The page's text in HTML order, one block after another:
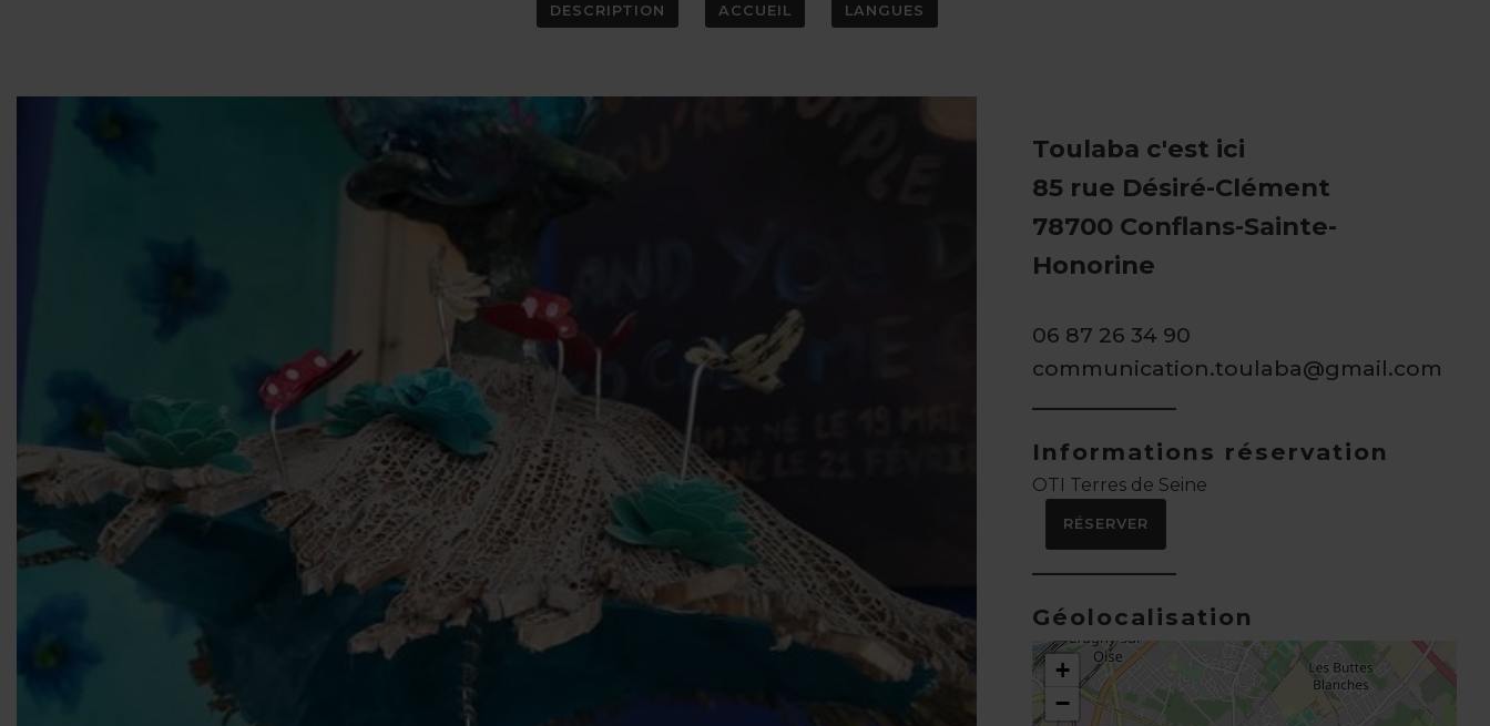
DESCRIPTION ACCUEIL LANGUES
Toulaba c'est ici
85 rue Désiré-Clément
78700 Conflans-Sainte-
Honorine
06 87 26 34 90
communication.toulaba@gmail.com
Informations réservation
OTI Terres de Seine
RÉSERVER
Géolocalisation
+
−